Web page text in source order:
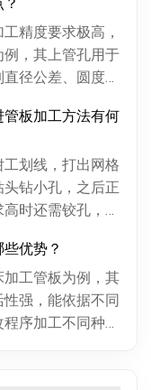
伤检...
精度要求极高，
，其上管孔用于
径公差、圆度、
。板...
板加工方法有何
划线，打出网格
钻小孔，之后正
时还需铰孔，最
率低...
优势？
工管板为例，其
强，能依据不同
序加工不同种